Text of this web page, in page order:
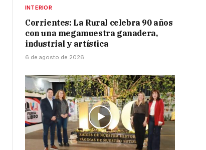
INTERIOR
Corrientes: La Rural celebra 90 años
con una megamuestra ganadera,
industrial y artística
6 de agosto de 2026